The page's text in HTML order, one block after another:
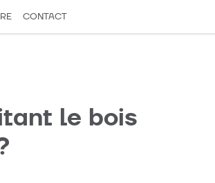
CONTACT
le bois